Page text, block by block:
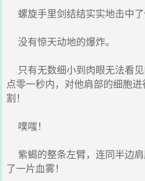
螺旋手里剑结结实实地击中了
没有惊天动地的爆炸。
只有无数细小到肉眼无法看
点零一秒内，对他肩部的细胞
割！
噗嗤！
紫蝎的整条左臂，连同半边
了一片血雾！